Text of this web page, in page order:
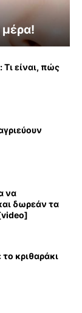
μέρα!
είναι, πώς
να
δωρεάν τα
κριθαράκι